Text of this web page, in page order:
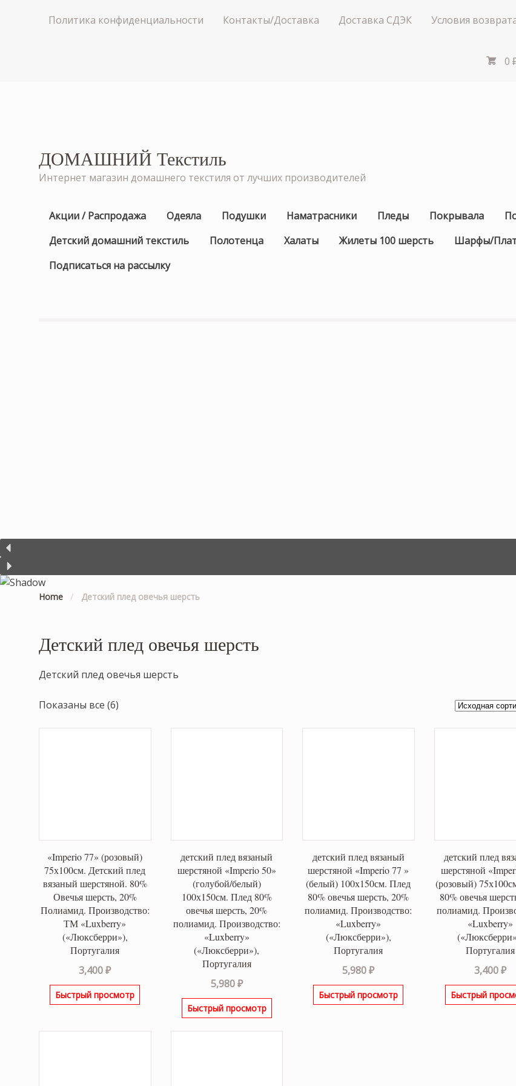
Политика конфиденциальности Контакты/Доставка Доставка СДЭК Условия
0
ДОМАШНИЙ Текстиль
Интернет магазин домашнего текстиля от лучших производителей
Акции / Распродажа Одеяла Подушки Наматрасники Пледы Покрывала
Детский домашний текстиль
Полотенца Халаты Жилеты 100 шерсть Шарфы/
Подписаться на рассылку
Home / Детский плед овечья шерсть
Детский плед овечья шерсть
Детский плед овечья шерсть
Показаны все (6)
«Imperio 77» (розовый)
75х100см. Детский плед
вязаный шерстяной. 80%
Овечья шерсть, 20%
Полиамид. Производство:
ТМ «Luxberry»
(«Люксберри»),
Португалия
3,400₽
Быстрый просмотр
детский плед вязаный
шерстяной «Imperio 50»
(голубой/белый)
100х150см. Плед 80%
овечья шерсть, 20%
полиамид. Производство:
«Luxberry»
(«Люксберри»),
Португалия
5,980₽
Быстрый просмотр
детский плед вязаный
шерстяной «Imperio 77 »
(белый) 100х150см. Плед
80% овечья шерсть, 20%
полиамид. Производство:
«Luxberry»
(«Люксберри»),
Португалия
5,980₽
Быстрый просмотр
детский плед
шерстяной
(розовый)
80% овечья
полиамид.
«Luxberry»
Португалия
3,400₽
Быстрый